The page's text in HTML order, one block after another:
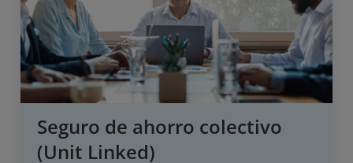
Seguro de ahorro colectivo
(Unit Linked)